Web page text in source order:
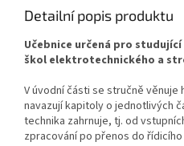
Detailní popis produktu
Učebnice určená pro
škol elektrotechnického a
V úvodní části se stručně
navazují kapitoly o jednotlivých
technika zahrnuje, tj. od
zpracování po přenos do